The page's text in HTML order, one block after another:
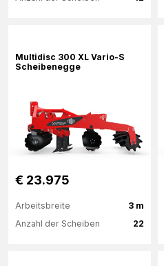
Multidisc 300 XL Vario-S
Scheibenegge
€ 23.975
3 m
Arbeitsbreite
22
Anzahl der Scheiben